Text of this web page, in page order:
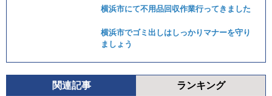
横浜市にて不用品回収作業行ってきました
横浜市でゴミ出しはしっかりマナーを守り
ましょう
関連記事 ランキング